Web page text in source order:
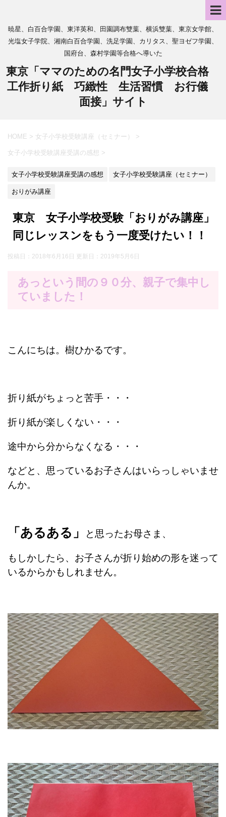
暁星、白百合学園、東洋英和、田園調布雙葉、横浜雙葉、東京女学館、
光塩女子学院、湘南白百合学園、洗足学園、カリタス、聖ヨゼフ学園、
国府台、森村学園等合格へ導いた
東京「ママのための名門女子小学校合格
工作折り紙 巧緻性 生活習慣 お行儀
面接」サイト
HOME > 女子小学校受験講座（セミナー） >
女子小学校受験講座受講の感想 >
女子小学校受験講座受講の感想 女子小学校受験講座（セミナー）
おりがみ講座
東京 女子小学校受験「おりがみ講座」
同じレッスンをもう一度受けたい！！
投稿日：2018年6月16日 更新日： 2019年5月6日
あっという間の９０分、親子で集中し
ていました！
こんにちは。樹ひかるです。
折り紙がちょっと苦手・・・
折り紙が楽しくない・・・
途中から分からなくなる・・・
などと、思っているお子さんはいらっしゃいませ
んか。
「あるある」 と思ったお母さま、
もしかしたら、お子さんが折り始めの形を迷って
いるからかもしれません。